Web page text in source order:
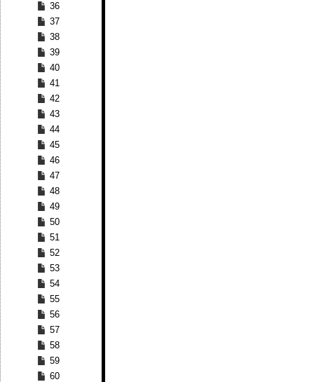
36
37
38
39
40
41
42
43
44
45
46
47
48
49
50
51
52
53
54
55
56
57
58
59
60